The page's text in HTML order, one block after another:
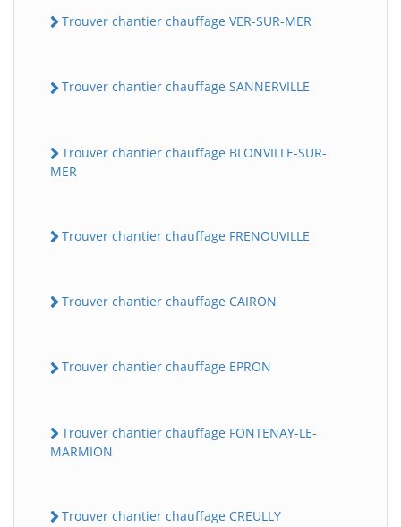
Trouver chantier chauffage VER-SUR-MER
Trouver chantier chauffage SANNERVILLE
Trouver chantier chauffage BLONVILLE-SUR-
MER
Trouver chantier chauffage FRENOUVILLE
Trouver chantier chauffage CAIRON
Trouver chantier chauffage EPRON
Trouver chantier chauffage FONTENAY-LE-
MARMION
Trouver chantier chauffage CREULLY